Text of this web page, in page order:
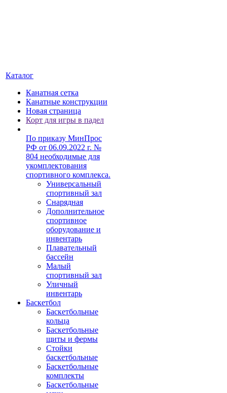
Каталог
Канатная сетка
Канатные конструкции
Новая страница
Корт для игры в падел
По приказу МинПрос
РФ от 06.09.2022 г. №
804 необходимые для
укомплектования
спортивного комплекса.
Универсальный
спортивный зал
Снарядная
Дополнительное
спортивное
оборудование и
инвентарь
Плавательный
бассейн
Малый
спортивный зал
Уличный
инвентарь
Баскетбол
Баскетбольные
кольца
Баскетбольные
щиты и фермы
Стойки
баскетбольные
Баскетбольные
комплекты
Баскетбольные